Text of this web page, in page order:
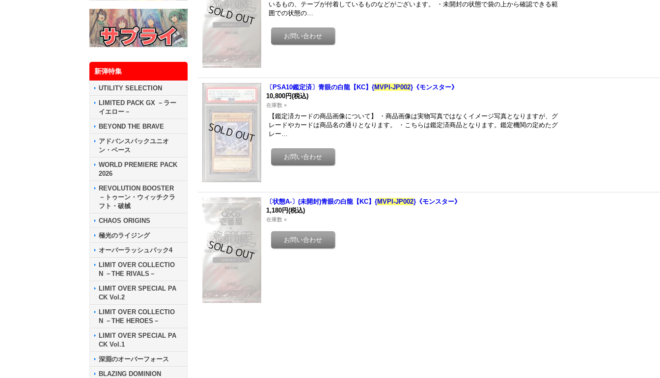
新弾特集
UTILITY SELECTION
LIMITED PACK GX －ラー
イエロー－
BEYOND THE BRAVE
アドバンスパックユニオ
ン・ベース
WORLD PREMIERE PACK
2026
REVOLUTION BOOSTER
－トゥーン・ウィッチクラ
フト・破械
CHAOS ORIGINS
極光のライジング
オーバーラッシュパック4
LIMIT OVER COLLECTIO
N －THE RIVALS－
LIMIT OVER SPECIAL PA
CK Vol.2
LIMIT OVER COLLECTIO
N －THE HEROES－
LIMIT OVER SPECIAL PA
CK Vol.1
深淵のオーバーフォース
BLAZING DOMINION
いるもの、テープが付着しているものなどがございます。 ・未開封の状態で袋の上から確認できる範
囲での状態の…
〔PSA10鑑定済〕青眼の白龍【KC】{MVPI-JP002}《モンスター》
10,800円(税込)
在庫数 ×
【鑑定済カードの商品画像について】 ・商品画像は実物写真ではなくイメージ写真となりますが、グ
レードやカードは商品名の通りとなります。 ・こちらは鑑定済商品となります。鑑定機関の定めたグ
レー…
〔状態A-〕(未開封)青眼の白龍【KC】{MVPI-JP002}《モンスター》
1,180円(税込)
在庫数 ×